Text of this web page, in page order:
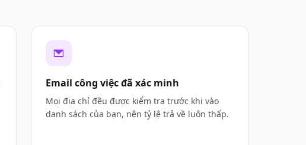
Email công việc đã xác minh
Mọi địa chỉ đều được kiểm tra trước khi vào
danh sách của bạn, nên tỷ lệ trả về luôn thấp.